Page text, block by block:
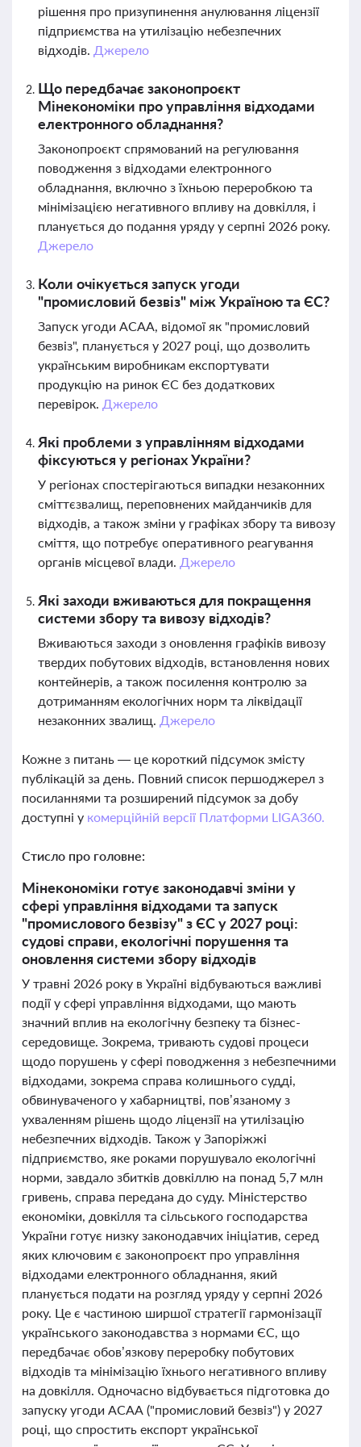
рішення про призупинення анулювання ліцензії
підприємства на утилізацію небезпечних
відходів. Джерело
Що передбачає законопроєкт
Мінекономіки про управління відходами
електронного обладнання?
Законопроєкт спрямований на регулювання
поводження з відходами електронного
обладнання, включно з їхньою переробкою та
мінімізацією негативного впливу на довкілля, і
планується до подання уряду у серпні 2026 року.
Джерело
Коли очікується запуск угоди
"промисловий безвіз" між Україною та ЄС?
Запуск угоди АСАА, відомої як "промисловий
безвіз", планується у 2027 році, що дозволить
українським виробникам експортувати
продукцію на ринок ЄС без додаткових
перевірок. Джерело
Які проблеми з управлінням відходами
фіксуються у регіонах України?
У регіонах спостерігаються випадки незаконних
сміттєзвалищ, переповнених майданчиків для
відходів, а також зміни у графіках збору та вивозу
сміття, що потребує оперативного реагування
органів місцевої влади. Джерело
Які заходи вживаються для покращення
системи збору та вивозу відходів?
Вживаються заходи з оновлення графіків вивозу
твердих побутових відходів, встановлення нових
контейнерів, а також посилення контролю за
дотриманням екологічних норм та ліквідації
незаконних звалищ. Джерело
Кожне з питань — це короткий підсумок змісту
публікацій за день. Повний список першоджерел з
посиланнями та розширений підсумок за добу
доступні у комерційній версії Платформи LIGA360.
Стисло про головне:
Мінекономіки готує законодавчі зміни у
сфері управління відходами та запуск
"промислового безвізу" з ЄС у 2027 році:
судові справи, екологічні порушення та
оновлення системи збору відходів
У травні 2026 року в Україні відбуваються важливі
події у сфері управління відходами, що мають
значний вплив на екологічну безпеку та бізнес-
середовище. Зокрема, тривають судові процеси
щодо порушень у сфері поводження з небезпечними
відходами, зокрема справа колишнього судді,
обвинуваченого у хабарництві, пов’язаному з
ухваленням рішень щодо ліцензії на утилізацію
небезпечних відходів. Також у Запоріжжі
підприємство, яке роками порушувало екологічні
норми, завдало збитків довкіллю на понад 5,7 млн
гривень, справа передана до суду. Міністерство
економіки, довкілля та сільського господарства
України готує низку законодавчих ініціатив, серед
яких ключовим є законопроєкт про управління
відходами електронного обладнання, який
планується подати на розгляд уряду у серпні 2026
року. Це є частиною ширшої стратегії гармонізації
українського законодавства з нормами ЄС, що
передбачає обов’язкову переробку побутових
відходів та мінімізацію їхнього негативного впливу
на довкілля. Одночасно відбувається підготовка до
запуску угоди АСАА ("промисловий безвіз") у 2027
році, що спростить експорт української